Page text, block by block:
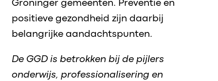
Groninger gemeenten. Preventie en
positieve gezondheid zijn daarbij
belangrijke aandachtspunten.
De GGD is betrokken bij de pijlers
onderwijs, professionalisering en